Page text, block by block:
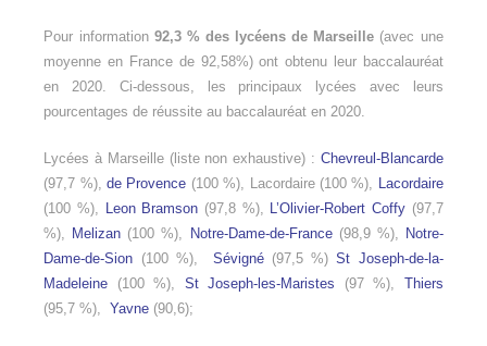
Pour information 92,3 % des lycéens de Marseille (avec une
moyenne en France de 92,58%) ont obtenu leur baccalauréat
en 2020. Ci-dessous, les principaux lycées avec leurs
pourcentages de réussite au baccalauréat en 2020.
Lycées à Marseille (liste non exhaustive) : Chevreul-Blancarde
(97,7 %),de Provence (100 %), Lacordaire (100 %), Lacordaire
(100 %), Leon Bramson (97,8 %), L’Olivier-Robert Coffy(97,7
%), Melizan (100 %), Notre-Dame-de-France(98,9 %), Notre-
Dame-de-Sion (100 %), Sévigné (97,5 %)St Joseph-de-la-
Madeleine (100 %), St Joseph-les-Maristes (97 %), Thiers
(95,7 %),
Yavne (90,6);